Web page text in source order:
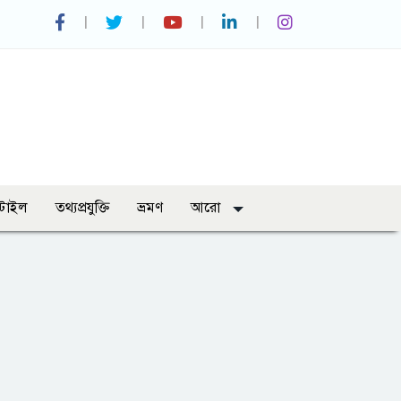
তথ্যপ্রযুক্তি ভ্রমণ আরো